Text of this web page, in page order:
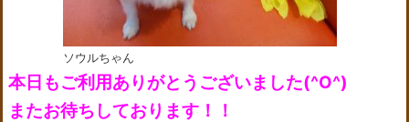
ソウルちゃん
本日もご利用ありがとうございました(^O^)
またお待ちしております！！